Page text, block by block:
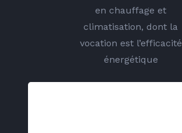
en chauffage et
climatisation, dont la
vocation est l’efficacité
énergétique